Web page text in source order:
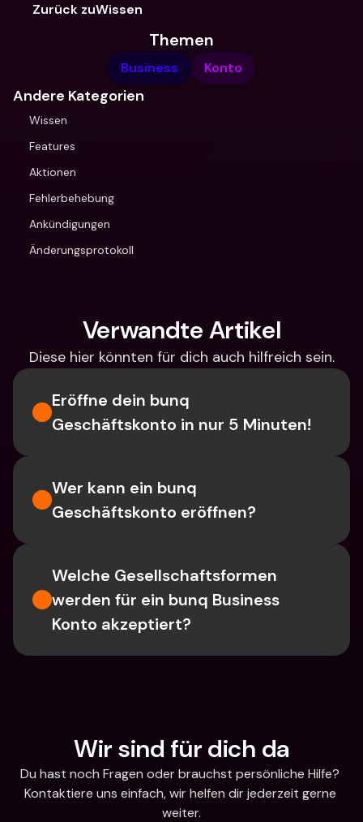
Zurück zuWissen
Themen
Business Konto
Andere Kategorien
Wissen
Features
Aktionen
Fehlerbehebung
Ankündigungen
Änderungsprotokoll
Verwandte Artikel
Diese hier könnten für dich auch hilfreich sein.
Eröffne dein bunq
Geschäftskonto in nur 5 Minuten!
Wer kann ein bunq
Geschäftskonto eröffnen?
Welche Gesellschaftsformen
werden für ein bunq Business
Konto akzeptiert?
Wir sind für dich da
Du hast noch Fragen oder brauchst persönliche Hilfe?
Kontaktiere uns einfach, wir helfen dir jederzeit gerne
weiter.